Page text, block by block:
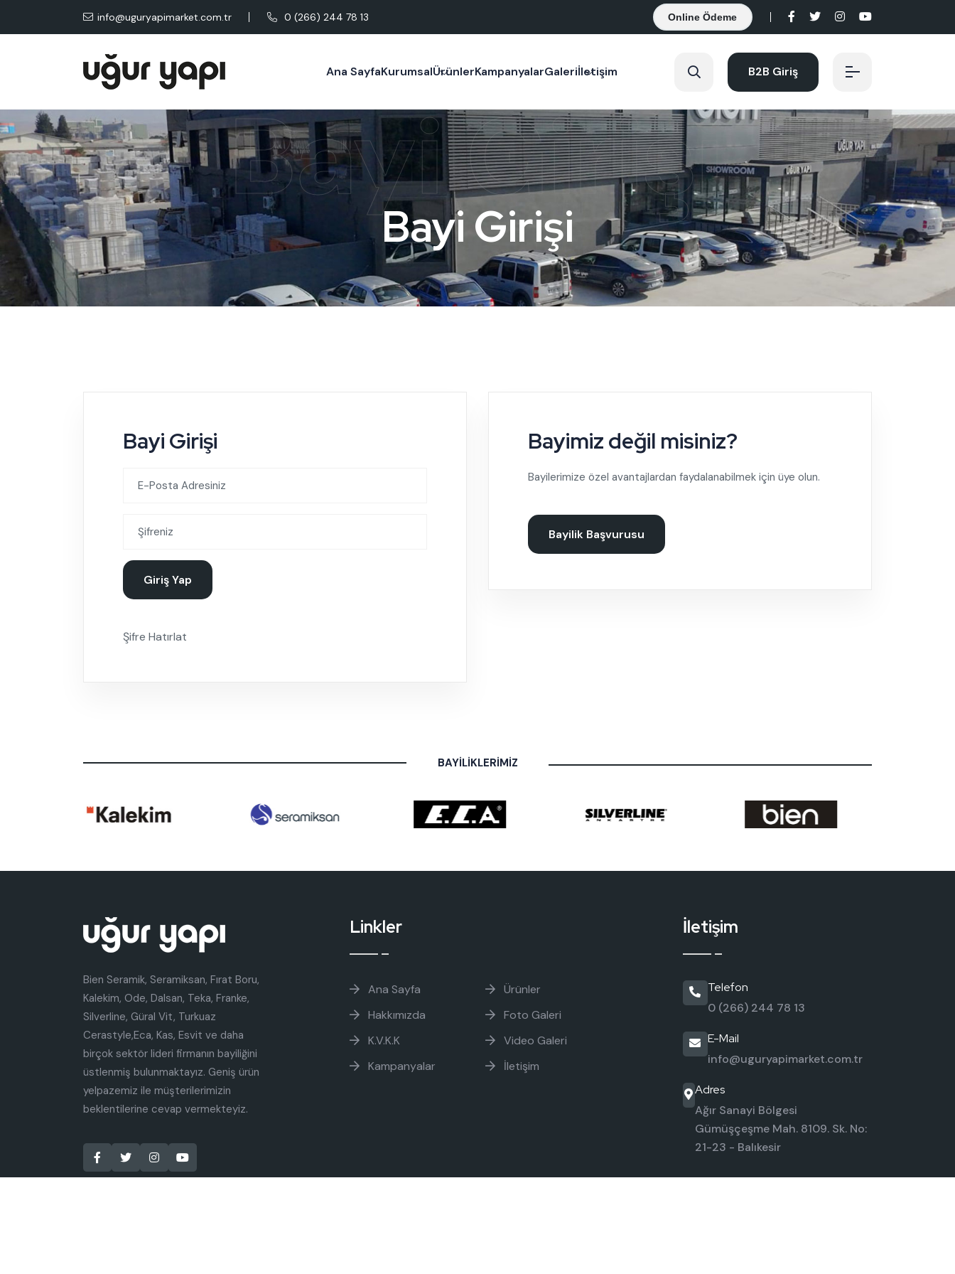
info@uguryapimarket.com.tr 0 (266) 244 78 13 Online Ödeme
Ana SayfaKurumsalÜrünlerKampanyalarGaleriİletişim B2B Giriş
Bayi Girişi
Bayi Girişi
Bayi Girişi
Giriş Yap
Şifre Hatırlat
Bayimiz değil misiniz?
Bayilerimize özel avantajlardan faydalanabilmek için üye olun.
Bayilik Başvurusu
BAYİLİKLERİMİZ
Bien Seramik, Seramiksan, Fırat Boru,
Kalekim, Ode, Dalsan, Teka, Franke,
Silverline, Güral Vit, Turkuaz
Cerastyle,Eca, Kas, Esvit ve daha
birçok sektör lideri firmanın bayiliğini
üstlenmiş bulunmaktayız. Geniş ürün
yelpazemiz ile müşterilerimizin
beklentilerine cevap vermekteyiz.
Linkler
Ana Sayfa
Hakkımızda
K.V.K.K
Kampanyalar
Ürünler
Foto Galeri
Video Galeri
İletişim
İletişim
Telefon
0 (266) 244 78 13
E-Mail
info@uguryapimarket.com.tr
Adres
Ağır Sanayi Bölgesi
Gümüşçeşme Mah. 8109. Sk. No:
21-23 - Balıkesir